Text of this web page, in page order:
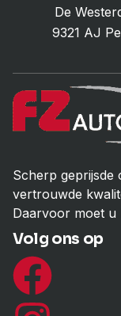
De
9321 AJ
Scherp geprijsde
vertrouwde
Daarvoor moet u
Volg ons op